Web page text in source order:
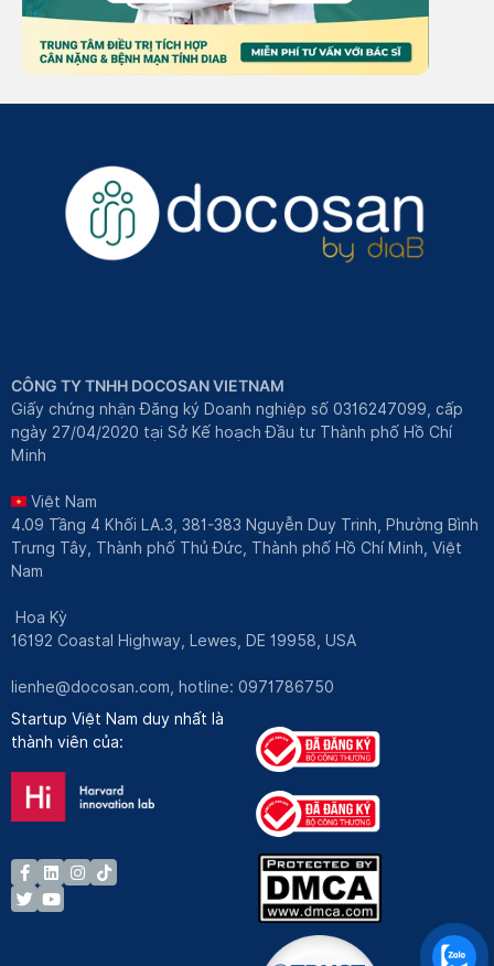
CÔNG TY TNHH DOCOSAN VIETNAM
Giấy chứng nhận Đăng ký Doanh nghiệp số 0316247099, cấp
ngày 27/04/2020 tại Sở Kế hoạch Đầu tư Thành phố Hồ Chí
Minh
Việt Nam
4.09 Tầng 4 Khối LA.3, 381-383 Nguyễn Duy Trinh, Phường Bình
Trưng Tây, Thành phố Thủ Đức, Thành phố Hồ Chí Minh, Việt
Nam
Hoa Kỳ
16192 Coastal Highway, Lewes, DE 19958, USA
lienhe@docosan.com , hotline: 0971786750
Startup Việt Nam duy nhất là
thành viên của: